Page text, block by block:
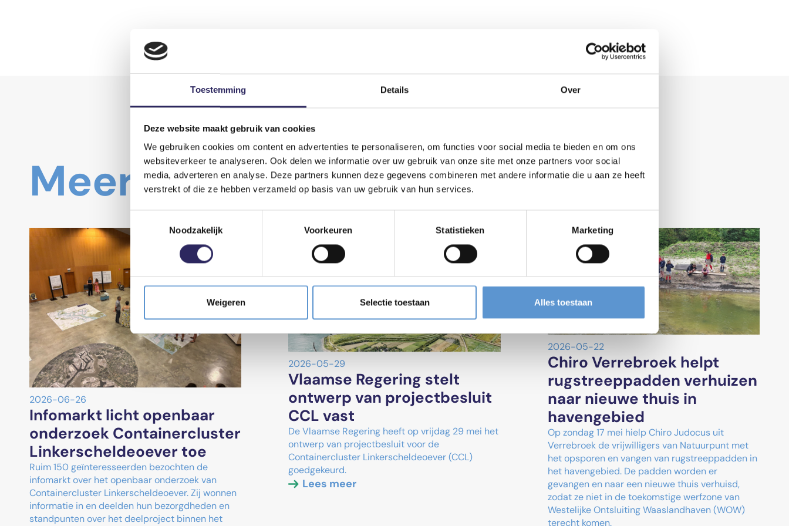
Toestemming Details Over
Deze website maakt gebruik van cookies
We gebruiken cookies om content en advertenties te personaliseren, om functies voor social media te bieden en om ons
websiteverkeer te analyseren. Ook delen we informatie over uw gebruik van onze site met onze partners voor social
media, adverteren en analyse. Deze partners kunnen deze gegevens combineren met andere informatie die u aan ze heeft
verstrekt of die ze hebben verzameld op basis van uw gebruik van hun services.
Noodzakelijk
Voorkeuren Statistieken Marketing
Weigeren Selectie toestaan Alles toestaan
Meer nieuws
2026-06-26
Infomarkt licht openbaar
onderzoek Containercluster
Linkerscheldeoever toe
Ruim 150 geïnteresseerden bezochten de
infomarkt over het openbaar onderzoek van
Containercluster Linkerscheldeoever. Zij wonnen
informatie in en deelden hun bezorgdheden en
standpunten over het deelproject binnen het
2026-05-29
Vlaamse Regering stelt
ontwerp van projectbesluit
CCL vast
De Vlaamse Regering heeft op vrijdag 29 mei het
ontwerp van projectbesluit voor de
Containercluster Linkerscheldeoever (CCL)
goedgekeurd.
Lees meer
2026-05-22
Chiro Verrebroek helpt
rugstreeppadden verhuizen
naar nieuwe thuis in
havengebied
Op zondag 17 mei hielp Chiro Judocus uit
Verrebroek de vrijwilligers van Natuurpunt met
het opsporen en vangen van rugstreeppadden in
het havengebied. De padden worden er
gevangen en naar een nieuwe thuis verhuisd,
zodat ze niet in de toekomstige werfzone van
Westelijke Ontsluiting Waaslandhaven (WOW)
terecht komen.